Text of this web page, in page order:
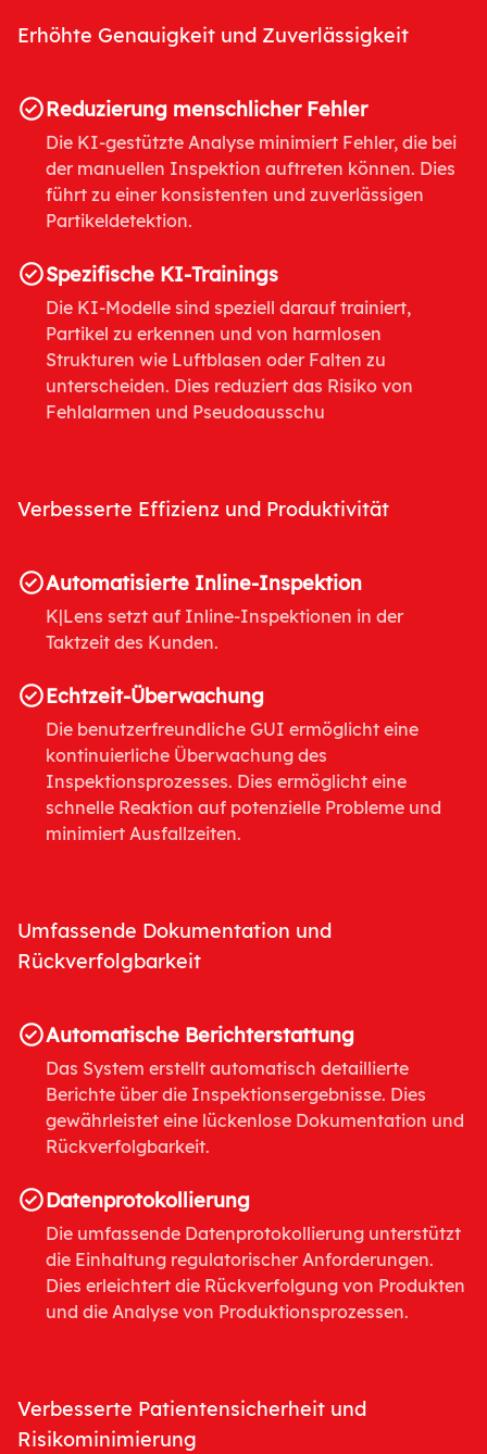
Erhöhte Genauigkeit und Zuverlässigkeit
Reduzierung menschlicher Fehler
Die KI-gestützte Analyse minimiert Fehler, die bei
der manuellen Inspektion auftreten können. Dies
führt zu einer konsistenten und zuverlässigen
Partikeldetektion.
Spezifische KI-Trainings
Die KI-Modelle sind speziell darauf trainiert,
Partikel zu erkennen und von harmlosen
Strukturen wie Luftblasen oder Falten zu
unterscheiden. Dies reduziert das Risiko von
Fehlalarmen und Pseudoausschu
Verbesserte Effizienz und Produktivität
Automatisierte Inline-Inspektion
K|Lens setzt auf Inline-Inspektionen in der
Taktzeit des Kunden.
Echtzeit-Überwachung
Die benutzerfreundliche GUI ermöglicht eine
kontinuierliche Überwachung des
Inspektionsprozesses. Dies ermöglicht eine
schnelle Reaktion auf potenzielle Probleme und
minimiert Ausfallzeiten.
Umfassende Dokumentation und
Rückverfolgbarkeit
Automatische Berichterstattung
Das System erstellt automatisch detaillierte
Berichte über die Inspektionsergebnisse. Dies
gewährleistet eine lückenlose Dokumentation und
Rückverfolgbarkeit.
Datenprotokollierung
Die umfassende Datenprotokollierung unterstützt
die Einhaltung regulatorischer Anforderungen.
Dies erleichtert die Rückverfolgung von Produkten
und die Analyse von Produktionsprozessen.
Verbesserte Patientensicherheit und
Risikominimierung